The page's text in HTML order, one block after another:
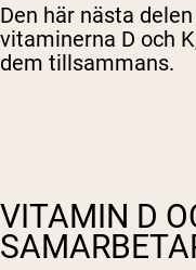
Den här nästa
vitaminerna D och
dem tillsammans.
VITAMIN D